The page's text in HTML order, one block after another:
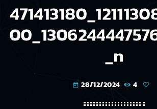
_n
today 28/12/2024 4